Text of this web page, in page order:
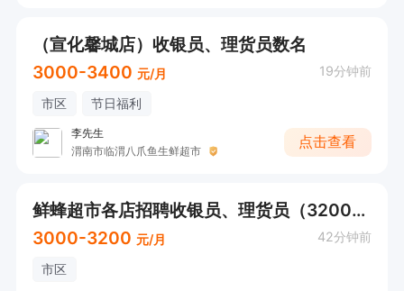
（宣化馨城店）收银员、理货员数名
3000-3400 元/月 19分钟前
市区 节日福利
李先生
渭南市临渭八爪鱼生鲜超市
点击查看
鲜蜂超市各店招聘收银员、理货员（3200元底薪+）
3000-3200 元/月 42分钟前
市区